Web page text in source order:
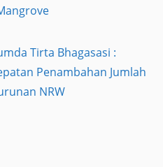
Tirta Bhagasasi :
Penambahan Jumlah
NRW